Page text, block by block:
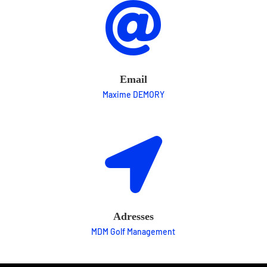

Email
Maxime DEMORY

Maxime DEMORY
mdm@golfmanagement.fr

Adresses
MDM Golf Management

France – Montpellier
United Kingdom – Londres